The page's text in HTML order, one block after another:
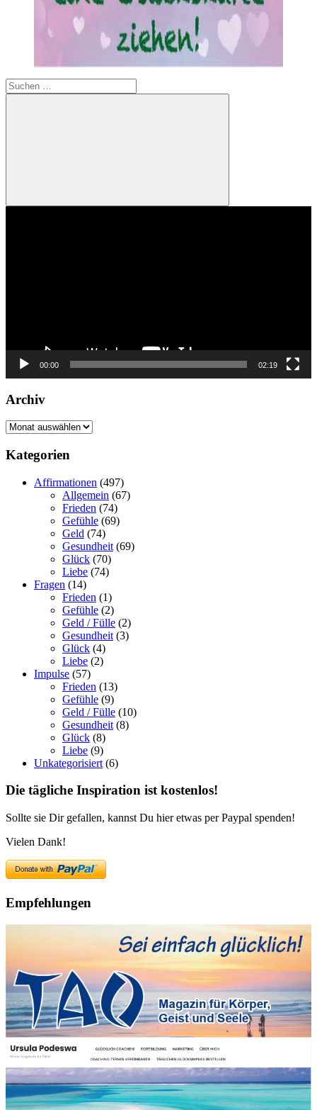
Suchen
nach:
Suchen
00:00 02:19
Archiv
Archiv
Kategorien
Affirmationen (497)
Allgemein (67)
Frieden (74)
Gefühle (69)
Geld (74)
Gesundheit (69)
Glück (70)
Liebe (74)
Fragen (14)
Frieden (1)
Gefühle (2)
Geld / Fülle (2)
Gesundheit (3)
Glück (4)
Liebe (2)
Impulse (57)
Frieden (13)
Gefühle (9)
Geld / Fülle (10)
Gesundheit (8)
Glück (8)
Liebe (9)
Unkategorisiert (6)
Die tägliche Inspiration ist kostenlos!
Sollte sie Dir gefallen, kannst Du hier etwas per Paypal spenden!
Vielen Dank!
Empfehlungen